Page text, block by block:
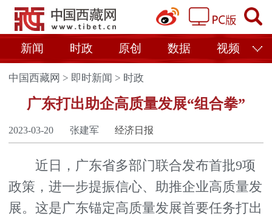
新闻 时政 原创 数据 视频
中国西藏网 > 即时新闻 > 时政
广东打出助企高质量发展“组合拳”
2023-03-20 张建军 经济日报
近日，广东省多部门联合发布首批9项
政策，进一步提振信心、助推企业高质量发
展。这是广东锚定高质量发展首要任务打出